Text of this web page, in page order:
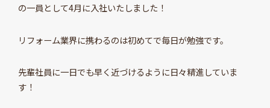
の一員として4月に入社いたしました！
リフォーム業界に携わるのは初めてで毎日が勉強です。
先輩社員に一日でも早く近づけるように日々精進していま
す！